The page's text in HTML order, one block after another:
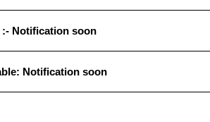
Notification soon
Notification soon